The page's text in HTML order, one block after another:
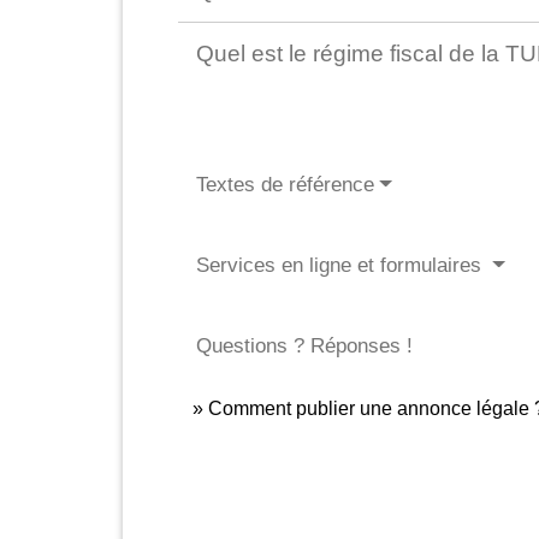
Quel est le régime fiscal de la
Textes de référence
Services en ligne et formulaires
Questions ? Réponses !
Comment publier une annonce légale